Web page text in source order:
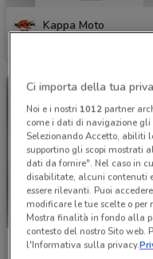
Kappa Moto
Beps
Ci importa della tua
Noi e i nostri 1012partner
come i dati di navigazione
Selezionando Accetto, abiliti
supportino gli scopi mostrati
dati da fornire". Nel caso in
disabilitate, alcuni contenuti
essere rilevanti. Puoi
modificare le tue scelte o per
Mostra finalità in fondo alla
contesto del nostro Sito web.
l'Informativa sulla privacy.